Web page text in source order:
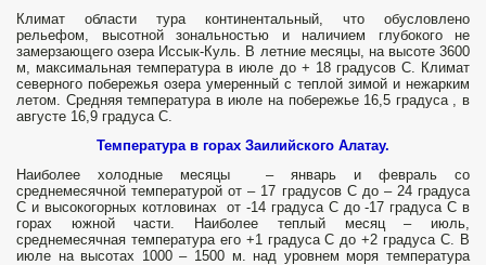
Климат области тура континентальный, что обусловлено
рельефом, высотной зональностью и наличием глубокого не
замерзающего озера Иссык-Куль. В летние месяцы, на высоте 3600
м, максимальная температура в июле до + 18 градусов С. Климат
северного побережья озера умеренный с теплой зимой и нежарким
летом. Средняя температура в июле на побережье 16,5 градуса , в
августе 16,9 градуса С.
Температура в горах Заилийского Алатау.
Наиболее холодные месяцы – январь и февраль со
среднемесячной температурой от – 17 градусов С до – 24 градуса
С и высокогорных котловинах от -14 градуса С до -17 градуса С в
горах южной части. Наиболее теплый месяц – июль,
среднемесячная температура его +1 градуса С до +2 градуса С. В
июле на высотах 1000 – 1500 м. над уровнем моря температура